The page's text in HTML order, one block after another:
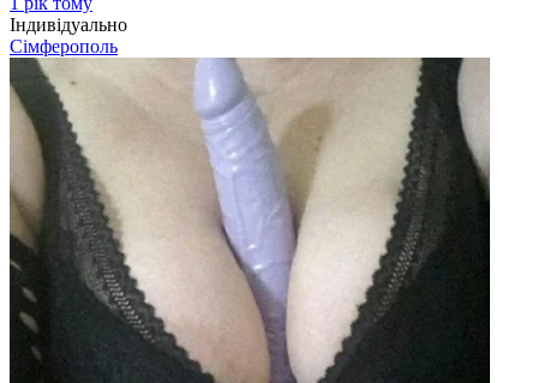
Індивідуально
Сімферополь